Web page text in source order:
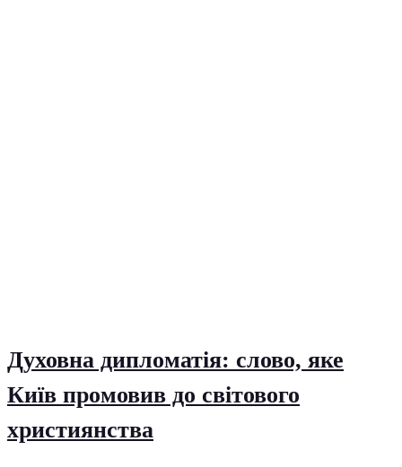
Духовна дипломатія: слово, яке
Київ промовив до світового
християнства